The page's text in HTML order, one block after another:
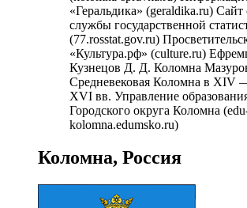
«Геральдика» (geraldika.ru) Сайт
службы государственной
(77.rosstat.gov.ru)
«Культура.рф» (culture.ru)
Кузнецов Д. Д. Коломна
Средневековая Коломна в XIV
XVI вв. Управление
Городского округа Коломна
kolomna.edumsko.ru)
Коломна, Россия